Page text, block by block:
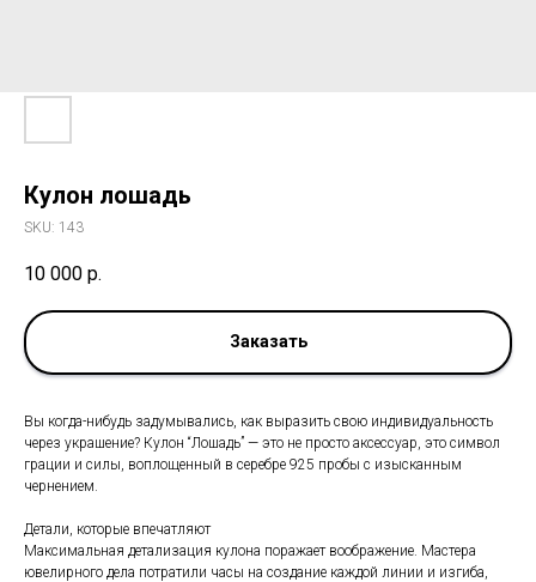
Кулон лошадь
SKU: 143
10 000 р.
Заказать
Вы когда-нибудь задумывались, как выразить свою индивидуальность
через украшение? Кулон “Лошадь” — это не просто аксессуар, это символ
грации и силы, воплощенный в серебре 925 пробы с изысканным
чернением.
Детали, которые впечатляют
Максимальная детализация кулона поражает воображение. Мастера
ювелирного дела потратили часы на создание каждой линии и изгиба,